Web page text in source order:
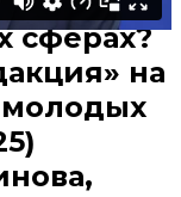
сферах?
на
молодых